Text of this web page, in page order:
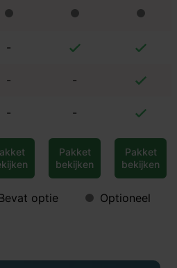
-
- -
- -
Pakket
bekijken
Pakket
bekijken
optie Optioneel